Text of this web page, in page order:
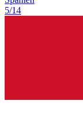
5/14